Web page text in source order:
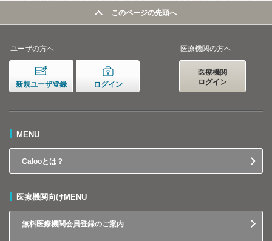
このページの先頭へ
ユーザの方へ
新規ユーザ登録 ログイン
医療機関の方へ
医療機関
ログイン
MENU
Calooとは？
医療機関向けMENU
無料医療機関会員登録のご案内